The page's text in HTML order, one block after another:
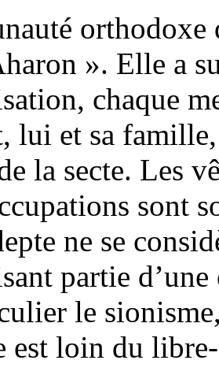
». Elle a
chaque
lui et sa
la secte. Les
sont
ne se
partie
le
est loin du